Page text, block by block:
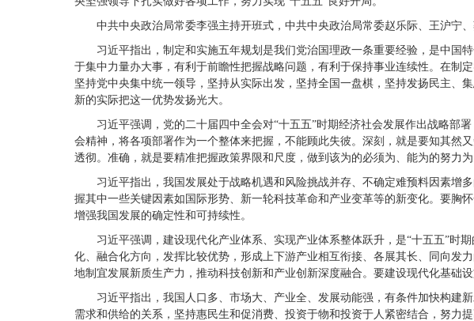
中共中央政治局常委李强主持开班式，中共中央政治局常委赵乐际、王沪宁
习近平指出，制定和实施五年规划是我们党治国理政一条重要经验，是中国
于集中力量办大事，有利于前瞻性把握战略问题，有利于保持事业连续性。在制
坚持党中央集中统一领导，坚持从实际出发，坚持全国一盘棋，坚持发扬民主、
新的实际把这一优势发扬光大。
习近平强调，党的二十届四中全会对“十五五”时期经济社会发展作出战略部
会精神，将各项部署作为一个整体来把握，不能顾此失彼。深刻，就是要知其然
透彻。准确，就是要精准把握政策界限和尺度，做到该为的必须为、能为的努力为
习近平指出，我国发展处于战略机遇和风险挑战并存、不确定难预料因素增
握其中一些关键因素如国际形势、新一轮科技革命和产业变革等的新变化。要胸
增强我国发展的确定性和可持续性。
习近平强调，建设现代化产业体系、实现产业体系整体跃升，是“十五五”时
化、融合化方向，发挥比较优势，形成上下游产业相互衔接、各展其长、同向发
地制宜发展新质生产力，推动科技创新和产业创新深度融合。要建设现代化基础设
习近平指出，我国人口多、市场大、产业全、发展动能强，有条件加快构建
需求和供给的关系，坚持惠民生和促消费、投资于物和投资于人紧密结合，努力